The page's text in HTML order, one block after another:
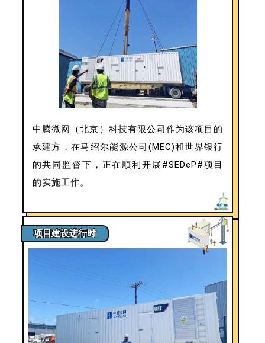
中腾微网（北京）科技有限公司作为该项目的
承建方，在马绍尔能源公司(MEC)和世界银行
的共同监督下，正在顺利开展#SEDeP#项目
的实施工作。
项目建设进行时